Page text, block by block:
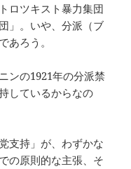
ロツキスト暴力集団
」。いや、分派（ブ
あろう。
ンの1921年の分派禁
しているからなの
支持」が、わずかな
の原則的な主張、そ